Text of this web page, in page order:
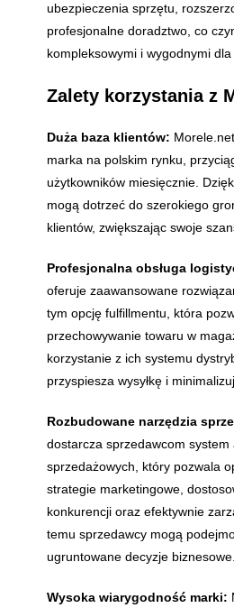
ubezpieczenia sprzętu,
profesjonalne doradztwo, co
kompleksowymi i wygodnymi dla
Zalety korzystania z
Duża baza klientów:
marka na polskim rynku,
użytkowników miesięcznie.
mogą dotrzeć do szerokiego
klientów, zwiększając swoje
Profesjonalna obsługa
oferuje zaawansowane
tym opcję fulfillmentu, która
przechowywanie towaru w
korzystanie z ich systemu
przyspiesza wysyłkę i
Rozbudowane narzędzia
dostarcza sprzedawcom system
sprzedażowych, który pozwala
strategie marketingowe,
konkurencji oraz efektywnie
temu sprzedawcy mogą
ugruntowane decyzje biznesowe.
Wysoka wiarygodność marki: